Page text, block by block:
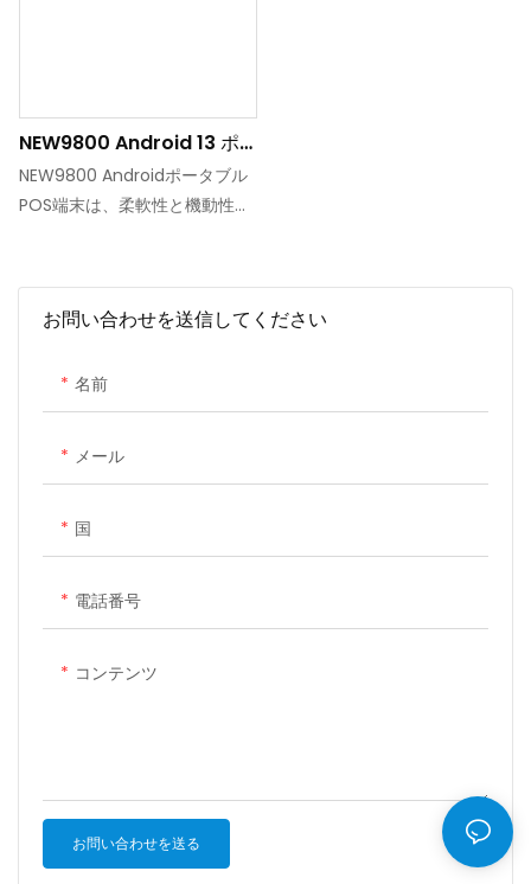
お問い合わせを送信してください
名前
メール
国
電話番号
コンテンツ
お問い合わせを送る
ます。 FP9340 を使用すると、
どこにいても支払いを受け入れ
ることができます
NEW9800 Android 13 ポ
ータブルPOS端末 | 4インチ
ハンディPOS端末、4G、
NEW9800 Androidポータブル
POS端末は、柔軟性と機動性を
バイルPOSソリューションで
す。クアッドコア2.0GHzプロセ
レーティングシステムで動作す
るため、1GB DDRメモリと8GB
アプリケーションや日常業務を
ンサー搭載の4インチ静電容量
式タッチスクリーンは、応答性
の高い操作性と使いやすさを実
にも最適です。4G、3G、2G、
様々な環境で安定した接続を確
保します。パフォーマンス、携
帯性、接続性のバランスに優れ